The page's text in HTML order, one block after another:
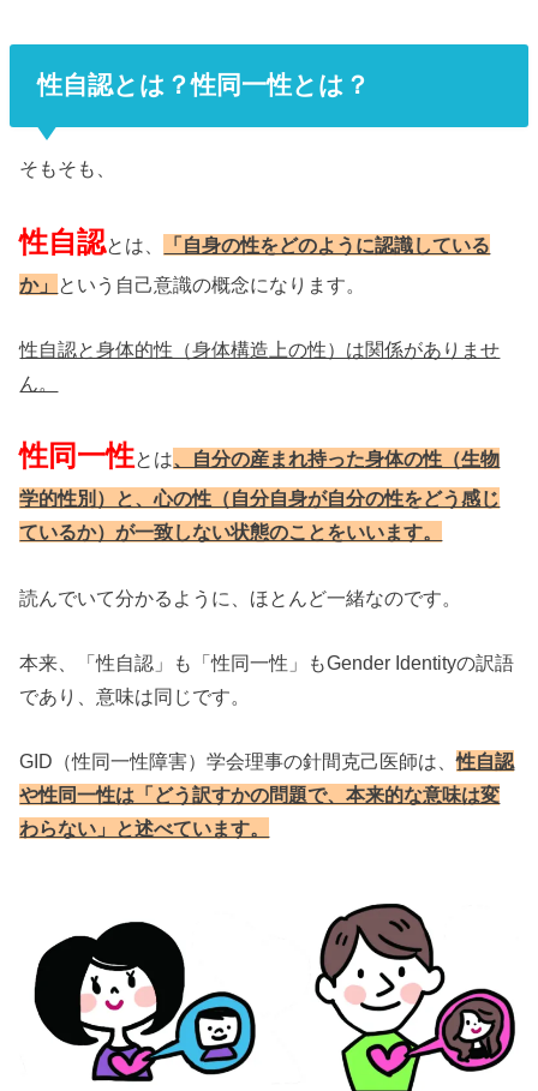
性自認とは？性同一性とは？
そもそも、
性自認とは、
「自身の性をどのように認識している
か」 という自己意識の概念になります。
性自認と身体的性（身体構造上の性）は関係がありませ
ん。
性同一性とは、自分の産まれ持った身体の性（生物
学的性別）と、心の性（自分自身が自分の性をどう感じ
ているか）が一致しない状態のことをいいます。
読んでいて分かるように、ほとんど一緒なのです。
本来、「性自認」も「性同一性」もGender Identityの訳語
であり、意味は同じです。
GID（性同一性障害）学会理事の針間克己医師は、性自認
や性同一性は「どう訳すかの問題で、本来的な意味は変
わらない」と述べています。